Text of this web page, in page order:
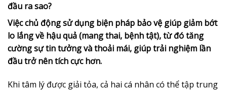
đầu ra sao?
Việc chủ động sử dụng biện pháp bảo vệ giúp giảm bớt
lo lắng về hậu quả (mang thai, bệnh tật), từ đó tăng
cường sự tin tưởng và thoải mái, giúp trải nghiệm lần
đầu trở nên tích cực hơn.
Khi tâm lý được giải tỏa, cả hai cá nhân có thể tập trung